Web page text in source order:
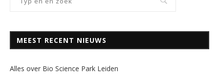
MEEST RECENT NIEUWS
Alles over Bio Science Park Leiden